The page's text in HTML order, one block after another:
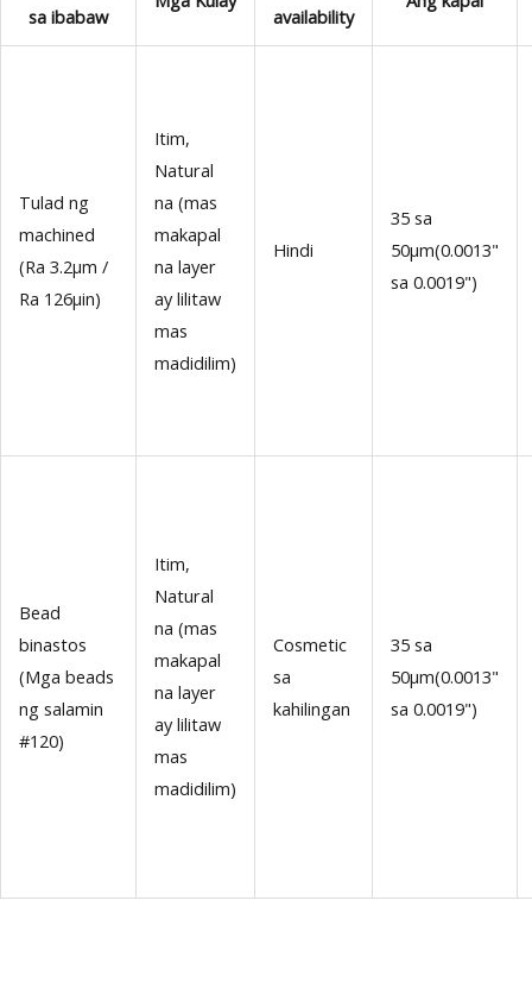
sa ibabaw
availability
Tulad ng
machined
(Ra 3.2μm /
Ra 126μin)
Itim,
Natural
na (mas
makapal
na layer
ay lilitaw
mas
madidilim)
Hindi
35 sa
50μm(0.0013"
sa 0.0019")
Bead
binastos
(Mga beads
ng salamin
#120)
Itim,
Natural
na (mas
makapal
na layer
ay lilitaw
mas
madidilim)
Cosmetic
sa
kahilingan
35 sa
50μm(0.0013"
sa 0.0019")